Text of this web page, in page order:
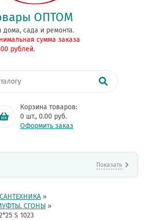
ОПТОМ
дома, сада и ремонта.
сумма заказа
рублей.
Корзина товаров:
0 шт., 0.00 руб.
Оформить заказ
Показать
САНТЕХНИКА »
СГОНЫ »
S 1023